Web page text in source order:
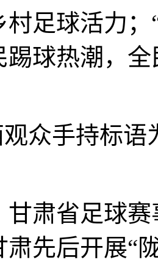
村足球活力
踢球热潮，
观众手持标
省足球赛
肃先后开展“